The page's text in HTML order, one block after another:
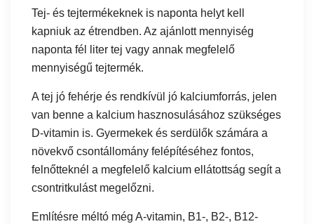
Tej- és tejtermékeknek is naponta helyt kell
kapniuk az étrendben. Az ajánlott mennyiség
naponta fél liter tej vagy annak megfelelő
mennyiségű tejtermék.
A tej jó fehérje és rendkívül jó kalciumforrás, jelen
van benne a kalcium hasznosulásához szükséges
D-vitamin is. Gyermekek és serdülők számára a
növekvő csontállomány felépítéséhez fontos,
felnőtteknél a megfelelő kalcium ellátottság segít a
csontritkulást megelőzni.
Említésre méltó még A-vitamin, B1-, B2-, B12-